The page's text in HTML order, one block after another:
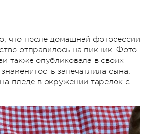
что после домашней фотосессии
отправилось на пикник. Фото
также опубликовала в своих
запечатлила сына,
пледе в окружении тарелок с